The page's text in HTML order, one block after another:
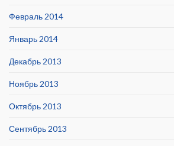
Февраль 2014
Январь 2014
Декабрь 2013
Ноябрь 2013
Октябрь 2013
Сентябрь 2013